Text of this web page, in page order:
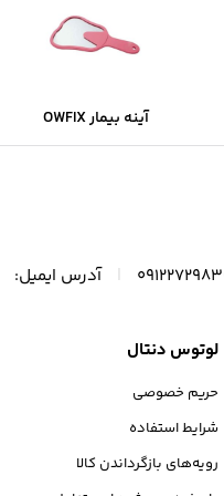
آینه بیمار OWFIX
آدرس ایمیل:
لوتوس دنتال
حریم خصوصی
شرایط استفاده
رویه‌های بازگرداندن کالا